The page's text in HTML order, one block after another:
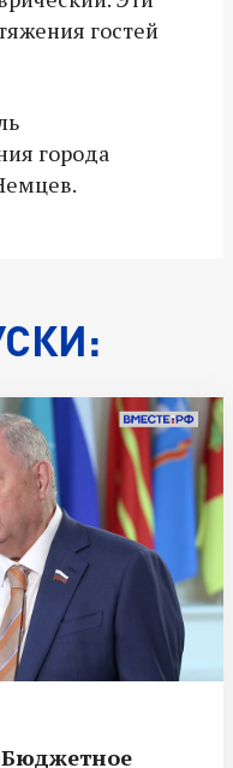
гостей
города